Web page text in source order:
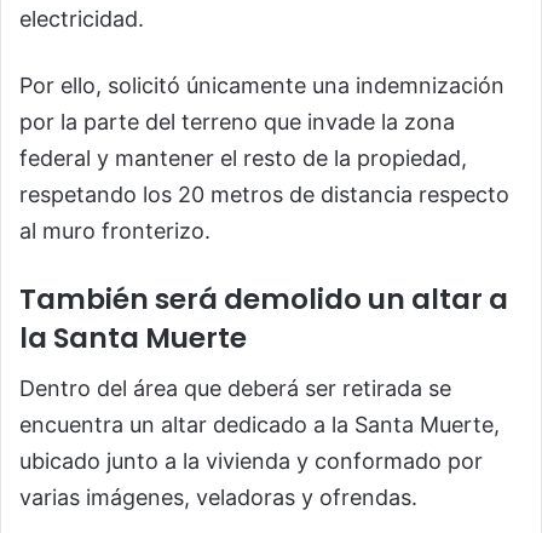
electricidad.
Por ello, solicitó únicamente una indemnización
por la parte del terreno que invade la zona
federal y mantener el resto de la propiedad,
respetando los 20 metros de distancia respecto
al muro fronterizo.
También será demolido un altar a
la Santa Muerte
Dentro del área que deberá ser retirada se
encuentra un altar dedicado a la Santa Muerte,
ubicado junto a la vivienda y conformado por
varias imágenes, veladoras y ofrendas.